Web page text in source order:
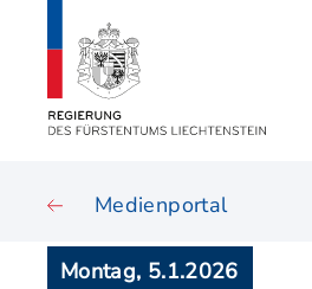
Medienportal
Montag, 5.1.2026